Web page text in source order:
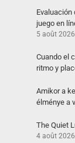
juego en
5 août 2026
Cuando el
ritmo y
Amikor a
élménye a
The Quiet
4 août 2026